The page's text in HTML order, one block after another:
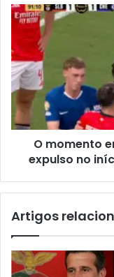
O momento
expulso no
Artigos